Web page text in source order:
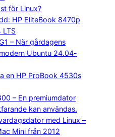
för Linux?
HP EliteBook 8470p
LTS
– När gårdagens
Ubuntu 24.04-
en HP ProBook 4530s
– En premiumdator
kan användas.
med Linux –
Mini från 2012